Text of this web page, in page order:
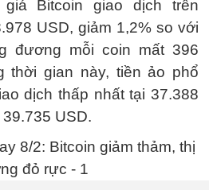
Bitcoin giao dịch trên
USD, giảm 1,2% so với
đương mỗi coin mất 396
thời gian này, tiền ảo phổ
dịch thấp nhất tại 37.388
USD.